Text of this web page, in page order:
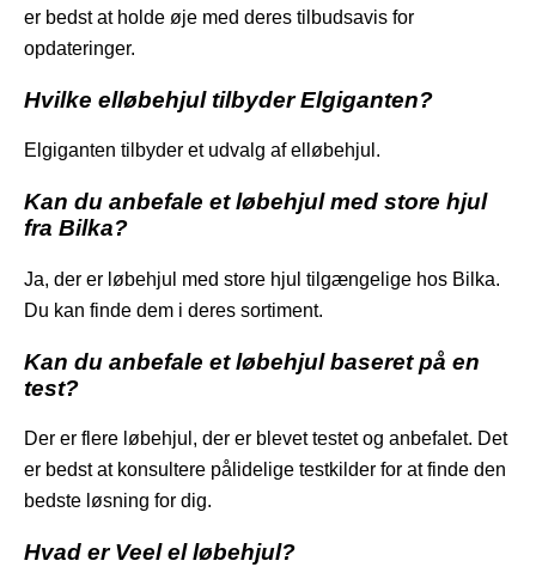
er bedst at holde øje med deres tilbudsavis for
opdateringer.
Hvilke elløbehjul tilbyder Elgiganten?
Elgiganten tilbyder et udvalg af elløbehjul.
Kan du anbefale et løbehjul med store hjul
fra Bilka?
Ja, der er løbehjul med store hjul tilgængelige hos Bilka.
Du kan finde dem i deres sortiment.
Kan du anbefale et løbehjul baseret på en
test?
Der er flere løbehjul, der er blevet testet og anbefalet. Det
er bedst at konsultere pålidelige testkilder for at finde den
bedste løsning for dig.
Hvad er Veel el løbehjul?